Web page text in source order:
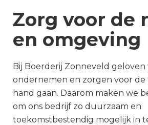
Zorg voor de
en omgeving
Bij Boerderij Zonneveld geloven
ondernemen en zorgen voor
hand gaan. Daarom maken we
om ons bedrijf zo duurzaam en
toekomstbestendig mogelijk in